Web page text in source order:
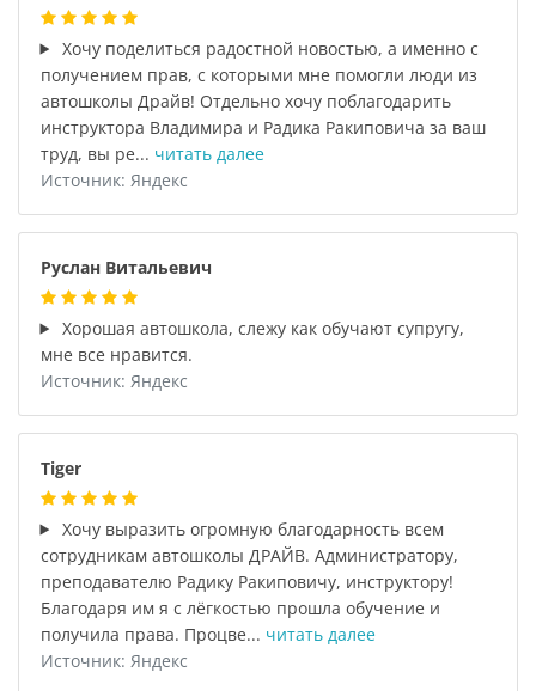
Хочу поделиться радостной новостью, а именно с
получением прав, с которыми мне помогли люди из
автошколы Драйв! Отдельно хочу поблагодарить
инструктора Владимира и Радика Ракиповича за ваш
труд, вы ре... читать далее
Источник: Яндекс
Руслан Витальевич
Хорошая автошкола, слежу как обучают супругу,
мне все нравится.
Источник: Яндекс
Tiger
Хочу выразить огромную благодарность всем
сотрудникам автошколы ДРАЙВ. Администратору,
преподавателю Радику Ракиповичу, инструктору!
Благодаря им я с лёгкостью прошла обучение и
получила права. Процве... читать далее
Источник: Яндекс